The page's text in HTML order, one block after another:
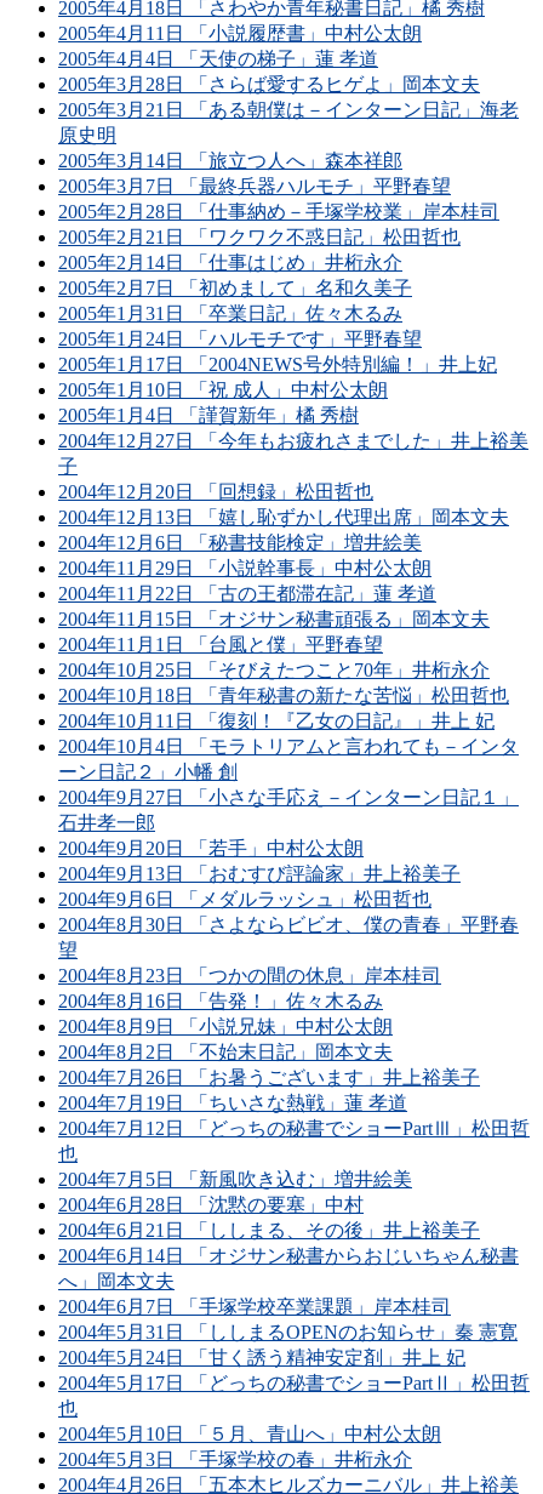
2005年4月18日 「さわやか青年秘書日記」橘 秀樹
2005年4月11日 「小説履歴書」中村公太朗
2005年4月4日 「天使の梯子」蓮 孝道
2005年3月28日 「さらば愛するヒゲよ」岡本文夫
2005年3月21日 「ある朝僕は－インターン日記」海老
原史明
2005年3月14日 「旅立つ人へ」森本祥郎
2005年3月7日 「最終兵器ハルモチ」平野春望
2005年2月28日 「仕事納め－手塚学校業」岸本桂司
2005年2月21日 「ワクワク不惑日記」松田哲也
2005年2月14日 「仕事はじめ」井桁永介
2005年2月7日 「初めまして」名和久美子
2005年1月31日 「卒業日記」佐々木るみ
2005年1月24日 「ハルモチです」平野春望
2005年1月17日 「2004NEWS号外特別編！」井上妃
2005年1月10日 「祝 成人」中村公太朗
2005年1月4日 「謹賀新年」橘 秀樹
2004年12月27日 「今年もお疲れさまでした」井上裕美
子
2004年12月20日 「回想録」松田哲也
2004年12月13日 「嬉し恥ずかし代理出席」岡本文夫
2004年12月6日 「秘書技能検定」増井絵美
2004年11月29日 「小説幹事長」中村公太朗
2004年11月22日 「古の王都滞在記」蓮 孝道
2004年11月15日 「オジサン秘書頑張る」岡本文夫
2004年11月1日 「台風と僕」平野春望
2004年10月25日 「そびえたつこと70年」井桁永介
2004年10月18日 「青年秘書の新たな苦悩」松田哲也
2004年10月11日 「復刻！『乙女の日記』」井上 妃
2004年10月4日 「モラトリアムと言われても－インタ
ーン日記２」小幡 創
2004年9月27日 「小さな手応え－インターン日記１」
石井孝一郎
2004年9月20日 「若手」中村公太朗
2004年9月13日 「おむすび評論家」井上裕美子
2004年9月6日 「メダルラッシュ」松田哲也
2004年8月30日 「さよならビビオ、僕の青春」平野春
望
2004年8月23日 「つかの間の休息」岸本桂司
2004年8月16日 「告発！」佐々木るみ
2004年8月9日 「小説兄妹」中村公太朗
2004年8月2日 「不始末日記」岡本文夫
2004年7月26日 「お暑うございます」井上裕美子
2004年7月19日 「ちいさな熱戦」蓮 孝道
2004年7月12日 「どっちの秘書でショーPartⅢ」松田哲
也
2004年7月5日 「新風吹き込む」増井絵美
2004年6月28日 「沈黙の要塞」中村
2004年6月21日 「ししまる、その後」井上裕美子
2004年6月14日 「オジサン秘書からおじいちゃん秘書
へ」岡本文夫
2004年6月7日 「手塚学校卒業課題」岸本桂司
2004年5月31日 「ししまるOPENのお知らせ」秦 憲寛
2004年5月24日 「甘く誘う精神安定剤」井上 妃
2004年5月17日 「どっちの秘書でショーPartⅡ」松田哲
也
2004年5月10日 「５月、青山へ」中村公太朗
2004年5月3日 「手塚学校の春」井桁永介
2004年4月26日 「五本木ヒルズカーニバル」井上裕美